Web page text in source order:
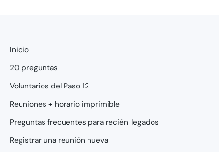
Inicio
20 preguntas
Voluntarios del Paso 12
Reuniones + horario imprimible
Preguntas frecuentes para recién llegados
Registrar una reunión nueva